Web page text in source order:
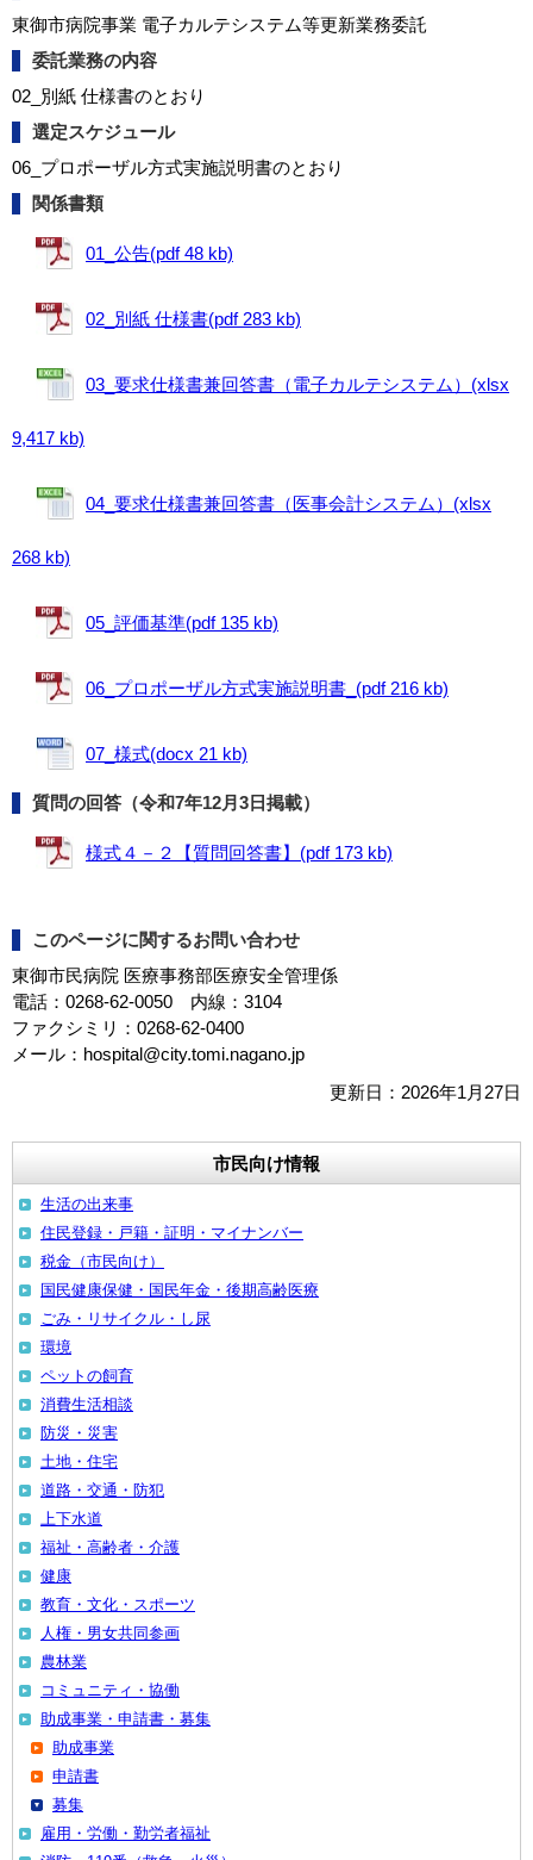
東御市病院事業 電子カルテシステム等更新業務委託
委託業務の内容
02_別紙 仕様書のとおり
選定スケジュール
06_プロポーザル方式実施説明書のとおり
関係書類
01_公告(pdf 48 kb)
02_別紙 仕様書(pdf 283 kb)
03_要求仕様書兼回答書（電子カルテシステム）(xlsx
9,417 kb)
04_要求仕様書兼回答書（医事会計システム）(xlsx
268 kb)
05_評価基準(pdf 135 kb)
06_プロポーザル方式実施説明書_(pdf 216 kb)
07_様式(docx 21 kb)
質問の回答（令和7年12月3日掲載）
様式４－２【質問回答書】(pdf 173 kb)
このページに関するお問い合わせ
東御市民病院 医療事務部医療安全管理係
電話：0268-62-0050 内線：3104
ファクシミリ：0268-62-0400
メール：hospital@city.tomi.nagano.jp
更新日：2026年1月27日
市民向け情報
生活の出来事
住民登録・戸籍・証明・マイナンバー
税金（市民向け）
国民健康保健・国民年金・後期高齢医療
ごみ・リサイクル・し尿
環境
ペットの飼育
消費生活相談
防災・災害
土地・住宅
道路・交通・防犯
上下水道
福祉・高齢者・介護
健康
教育・文化・スポーツ
人権・男女共同参画
農林業
コミュニティ・協働
助成事業・申請書・募集
助成事業
申請書
募集
雇用・労働・勤労者福祉